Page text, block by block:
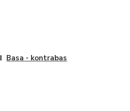
Basa - kontrabas